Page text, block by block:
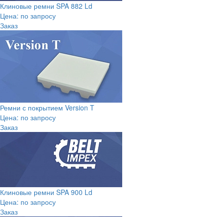
Клиновые ремни SPA 882 Ld
Цена: по запросу
Заказ
Ремни с покрытием Version T
Цена: по запросу
Заказ
Клиновые ремни SPA 900 Ld
Цена: по запросу
Заказ